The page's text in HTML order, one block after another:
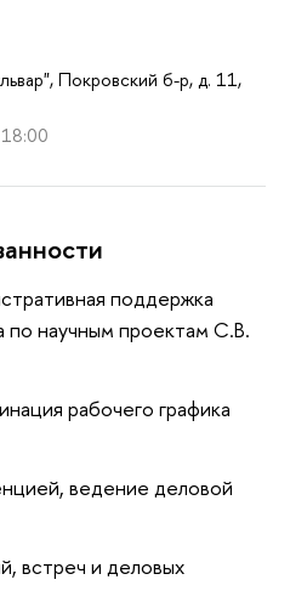
Покровский б-р, д. 11,
поддержка
по научным проектам С.В.
рабочего графика
ведение деловой
встреч и деловых